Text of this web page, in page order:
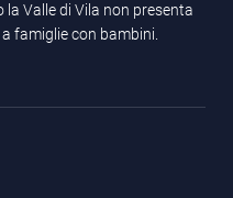
Valle di Vila non presenta
famiglie con bambini.